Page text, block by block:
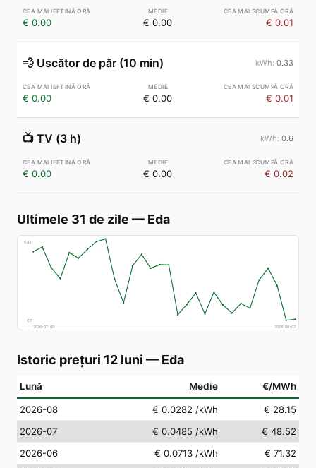
€ 0.00 € 0.00 € 0.01
💨 Uscător de păr (10 min) 0.33
€ 0.00 € 0.00 € 0.01
📺 TV (3 h) 0.6
€ 0.00 € 0.00 € 0.02
Ultimele 31 de zile — Eda
€83
€7
2026-07-09
2026-08-07
Istoric prețuri 12 luni — Eda
Lună Medie €/MWh
2026-08 € 0.0282 /kWh
€ 28.15
2026-07
€ 0.0485 /kWh
€ 48.52
2026-06
€ 0.0713 /kWh
€ 71.32